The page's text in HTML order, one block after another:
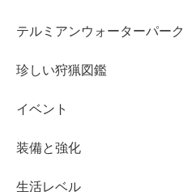
テルミアンウォーターパーク
珍しい狩猟図鑑
イベント
装備と強化
生活レベル